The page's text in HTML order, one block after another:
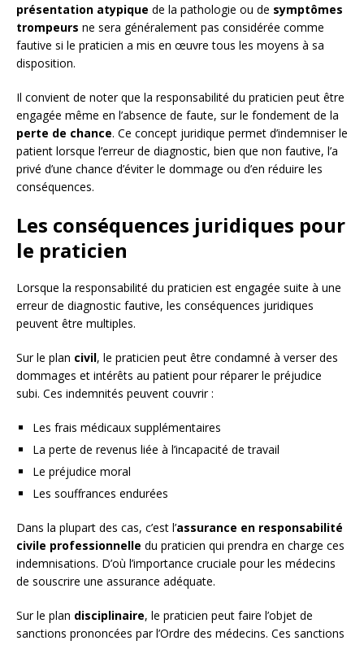
présentation atypique de la pathologie ou de symptômes
trompeurs ne sera généralement pas considérée comme
fautive si le praticien a mis en œuvre tous les moyens à sa
disposition.
Il convient de noter que la responsabilité du praticien peut être
engagée même en l’absence de faute, sur le fondement de la
perte de chance. Ce concept juridique permet d’indemniser le
patient lorsque l’erreur de diagnostic, bien que non fautive, l’a
privé d’une chance d’éviter le dommage ou d’en réduire les
conséquences.
Les conséquences juridiques pour
le praticien
Lorsque la responsabilité du praticien est engagée suite à une
erreur de diagnostic fautive, les conséquences juridiques
peuvent être multiples.
Sur le plan civil, le praticien peut être condamné à verser des
dommages et intérêts au patient pour réparer le préjudice
subi. Ces indemnités peuvent couvrir :
Les frais médicaux supplémentaires
La perte de revenus liée à l’incapacité de travail
Le préjudice moral
Les souffrances endurées
Dans la plupart des cas, c’est l’assurance en responsabilité
civile professionnelle du praticien qui prendra en charge ces
indemnisations. D’où l’importance cruciale pour les médecins
de souscrire une assurance adéquate.
Sur le plan disciplinaire, le praticien peut faire l’objet de
sanctions prononcées par l’Ordre des médecins. Ces sanctions